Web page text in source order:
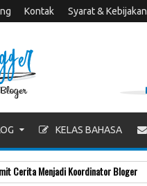
Kontak Syarat & Kebijakan
KELAS BAHASA
Cerita Menjadi Koordinator Bloger